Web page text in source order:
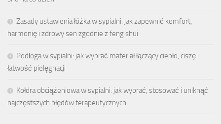
Zasady ustawienia łóżka w sypialni: jak zapewnić komfort,
harmonię i zdrowy sen zgodnie z feng shui
Podłoga w sypialni: jak wybrać materiał łączący ciepło, ciszę i
łatwość pielęgnacji
Kołdra obciążeniowa w sypialni: jak wybrać, stosować i uniknąć
najczęstszych błędów terapeutycznych